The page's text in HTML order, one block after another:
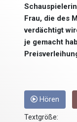
Frau, die des
verdächtigt
je gemacht
Hören
Textgröße: